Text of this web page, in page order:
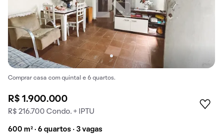
Comprar casa com quintal e 6 quartos.
R$ 1.900.000
R$ 216.700 Condo. + IPTU
600 m² · 6 quartos · 3 vagas